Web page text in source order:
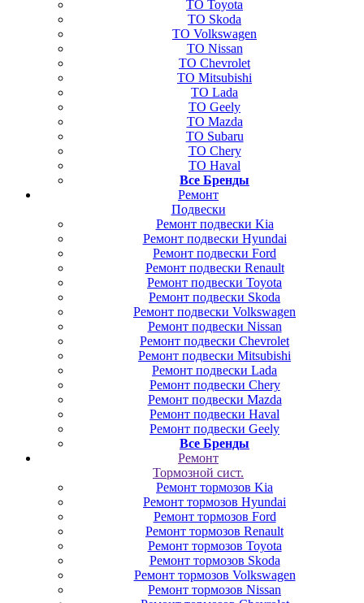
ТО Toyota
ТО Skoda
ТО Volkswagen
ТО Nissan
ТО Chevrolet
ТО Mitsubishi
ТО Lada
ТО Geely
ТО Mazda
ТО Subaru
ТО Chery
ТО Haval
Все Бренды
Ремонт
Подвески
Ремонт подвески Kia
Ремонт подвески Hyundai
Ремонт подвески Ford
Ремонт подвески Renault
Ремонт подвески Toyota
Ремонт подвески Skoda
Ремонт подвески Volkswagen
Ремонт подвески Nissan
Ремонт подвески Chevrolet
Ремонт подвески Mitsubishi
Ремонт подвески Lada
Ремонт подвески Chery
Ремонт подвески Mazda
Ремонт подвески Haval
Ремонт подвески Geely
Все Бренды
Ремонт
Тормозной сист.
Ремонт тормозов Kia
Ремонт тормозов Hyundai
Ремонт тормозов Ford
Ремонт тормозов Renault
Ремонт тормозов Toyota
Ремонт тормозов Skoda
Ремонт тормозов Volkswagen
Ремонт тормозов Nissan